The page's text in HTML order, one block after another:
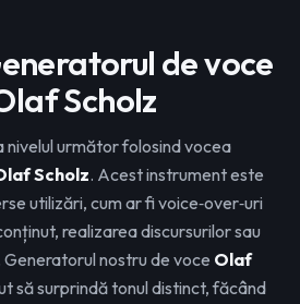
de voce
Scholz
nivelul următor folosind vocea
Scholz. Acest instrument este
utilizări, cum ar fi voice‑over‑uri
realizarea discursurilor sau
nostru de voce Olaf
să surprindă tonul distinct, făcând